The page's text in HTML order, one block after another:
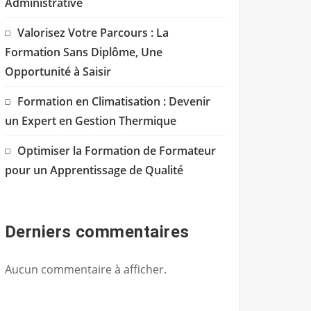
Valorisez Votre Parcours : La
Formation Sans Diplôme, Une
Opportunité à Saisir
Formation en Climatisation : Devenir
un Expert en Gestion Thermique
Optimiser la Formation de Formateur
pour un Apprentissage de Qualité
Derniers commentaires
Aucun commentaire à afficher.